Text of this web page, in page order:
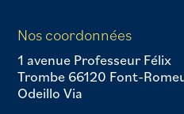
Nos coordonnées
1 avenue Professeur Félix
Trombe 66120 Font-
Odeillo Via